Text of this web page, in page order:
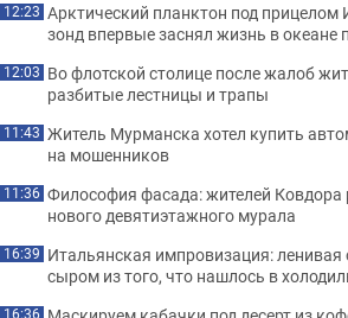
12:23 Арктический планктон под прицелом
зонд впервые заснял жизнь в океане
12:03 Во флотской столице после жалоб
разбитые лестницы и трапы
11:43 Житель Мурманска хотел купить
на мошенников
11:36 Философия фасада: жителей Ковдора
нового девятиэтажного мурала
16:39 Итальянская импровизация:
сыром из того, что нашлось в
16:36